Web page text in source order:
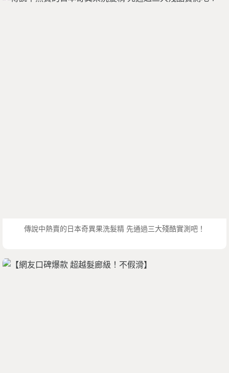
傳說中熱賣的日本奇異果洗髮精 先通過三大殘酷實測吧！